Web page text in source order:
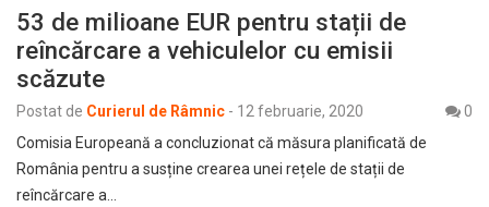
53 de milioane EUR pentru stații de
reîncărcare a vehiculelor cu emisii
scăzute
Postat de Curierul de Râmnic - 12 februarie, 2020
0
Comisia Europeană a concluzionat că măsura planificată de
România pentru a susține crearea unei rețele de stații de
reîncărcare a…